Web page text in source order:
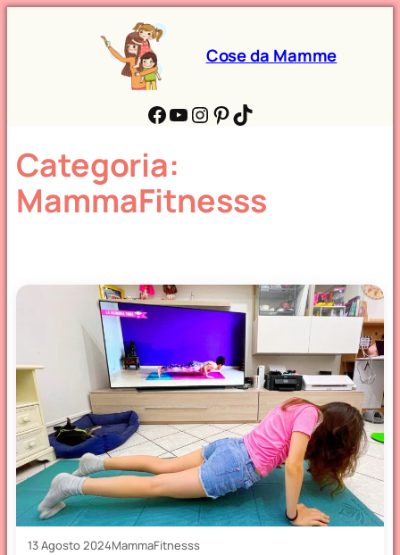
Cose da Mamme
Facebook YouTube Instagram Pinterest TikTok
Categoria:
MammaFitnesss
13 Agosto 2024MammaFitnesss